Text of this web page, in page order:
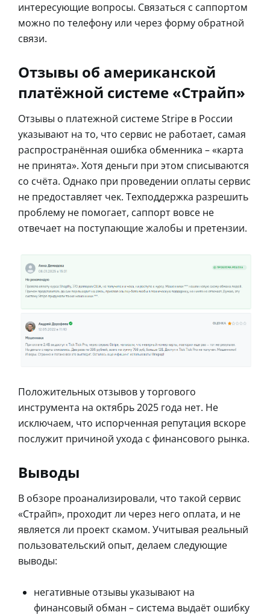
интересующие вопросы. Связаться с саппортом
можно по телефону или через форму обратной
связи.
Отзывы об американской
платёжной системе «Страйп»
Отзывы о платежной системе Stripe в России
указывают на то, что сервис не работает, самая
распространённая ошибка обменника – «карта
не принята». Хотя деньги при этом списываются
со счёта. Однако при проведении оплаты сервис
не предоставляет чек. Техподдержка разрешить
проблему не помогает, саппорт вовсе не
отвечает на поступающие жалобы и претензии.
Положительных отзывов у торгового
инструмента на октябрь 2025 года нет. Не
исключаем, что испорченная репутация вскоре
послужит причиной ухода с финансового рынка.
Выводы
В обзоре проанализировали, что такой сервис
«Страйп», проходит ли через него оплата, и не
является ли проект скамом. Учитывая реальный
пользовательский опыт, делаем следующие
выводы:
негативные отзывы указывают на
финансовый обман – система выдаёт ошибку